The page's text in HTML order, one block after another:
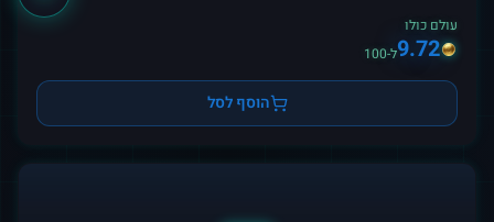
עולם כולו
9.72ל-100
הוסף לסל